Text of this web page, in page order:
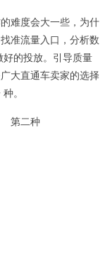
难度会大一些，为什
准流量入口，分析数
的投放。引导质量
大直通车卖家的选择
。